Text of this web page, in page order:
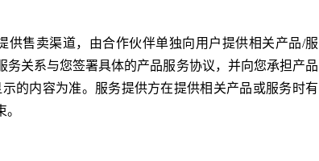
供售卖渠道，由合作伙伴单独向用户提供相关产品/服
关系与您签署具体的产品服务协议，并向您承担产品
的内容为准。服务提供方在提供相关产品或服务时有